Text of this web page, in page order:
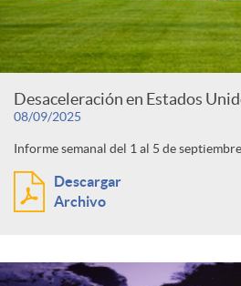
Desaceleración en Estados
08/09/2025
Informe semanal del 1 al 5 de septiembre
Descargar
Archivo